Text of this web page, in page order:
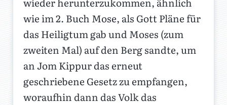
wie im 2. Buch Mose, als Gott Pläne für
das Heiligtum gab und Moses (zum
zweiten Mal) auf den Berg sandte, um
an Jom Kippur das erneut
geschriebene Gesetz zu empfangen,
woraufhin dann das Volk das